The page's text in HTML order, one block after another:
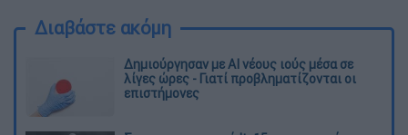
Διαβάστε ακόμη
Δημιούργησαν με AI νέους ιούς μέσα σε
λίγες ώρες - Γιατί προβληματίζονται οι
επιστήμονες